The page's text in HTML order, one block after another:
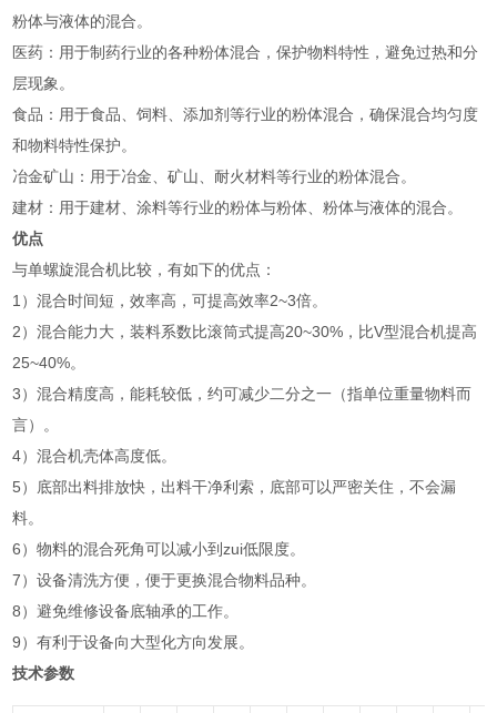
粉体与液体的混合‌。
‌医药‌：用于制药行业的各种粉体混合，保护物料特性，避免过热和分
层现象‌。
‌食品‌：用于食品、饲料、添加剂等行业的粉体混合，确保混合均匀度
和物料特性保护‌。
‌冶金矿山‌：用于冶金、矿山、耐火材料等行业的粉体混合‌。
‌建材‌：用于建材、涂料等行业的粉体与粉体、粉体与液体的混合‌。
优点
与单螺旋混合机比较，有如下的优点：
1）混合时间短，效率高，可提高效率2~3倍。
2）混合能力大，装料系数比滚筒式提高20~30%，比V型混合机提高
25~40%。
3）混合精度高，能耗较低，约可减少二分之一（指单位重量物料而
言）。
4）混合机壳体高度低。
5）底部出料排放快，出料干净利索，底部可以严密关住，不会漏
料。
6）物料的混合死角可以减小到zui低限度。
7）设备清洗方便，便于更换混合物料品种。
8）避免维修设备底轴承的工作。
9）有利于设备向大型化方向发展。
技术参数